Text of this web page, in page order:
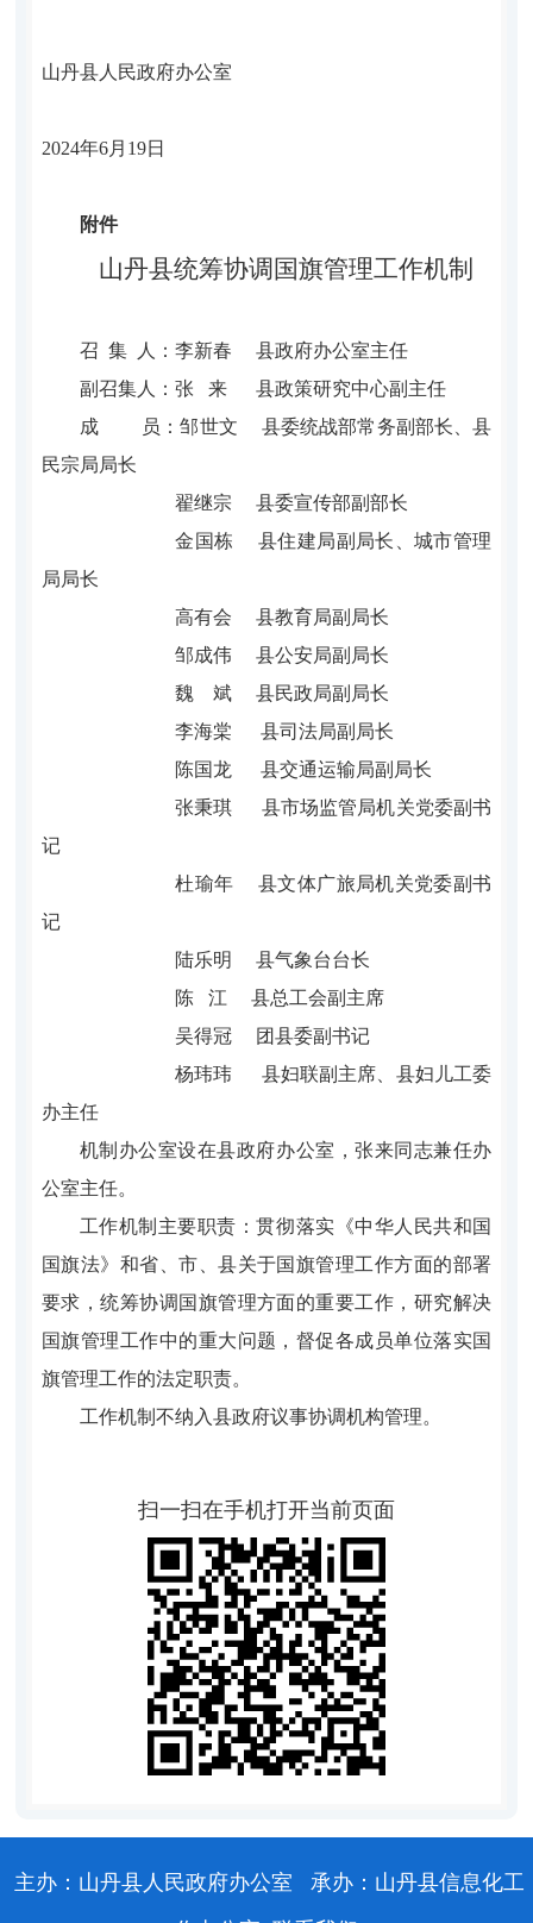
山丹县人民政府办公室
2024年6月19日
附件
山丹县统筹协调国旗管理工作机制
召 集 人： 李新春
县政府办公室主任
副召集人： 张
来 县政策研究中心副主任
成 员：邹世文
县委统战部常务副部长、县
民宗局局长
翟继宗
县委宣传部副部长
金国栋
县住建局副局长、城市管理
局局长
高有会
县教育局副局长
邹成伟
县公安局副局长
魏 斌
县民政局副局长
李海棠
县司法局副局长
陈国龙
县交通运输局副局长
张秉琪
县市场监管局机关党委副书
记
杜瑜年
县文体广旅局机关党委副书
记
陆乐明
县气象台台长
陈
江
县总工会副主席
吴得冠
团县委副书记
杨玮玮 县妇联副主席、县妇儿工委
办主任
机制办公室设在县政府办公室，张来同志兼任办
公室主任。
工作机制主要职责：贯彻落实《中华人民共和国
国旗法》和省、市、县关于国旗管理工作方面的部署
要求，统筹协调国旗管理方面的重要工作，研究解决
国旗管理工作中的重大问题，督促各成员单位落实国
旗管理工作的法定职责。
工作机制不纳入县政府议事协调机构管理。
扫一扫在手机打开当前页面
主办：山丹县人民政府办公室
承办：山丹县信息化工